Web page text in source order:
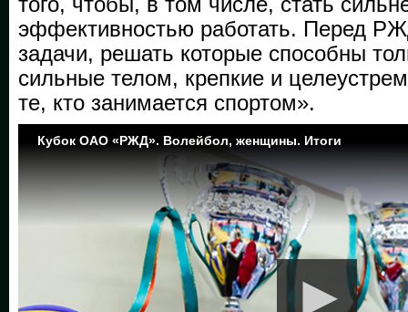
эффективностью работать. Перед
задачи, решать которые способны
сильные телом, крепкие и
те, кто занимается спортом».